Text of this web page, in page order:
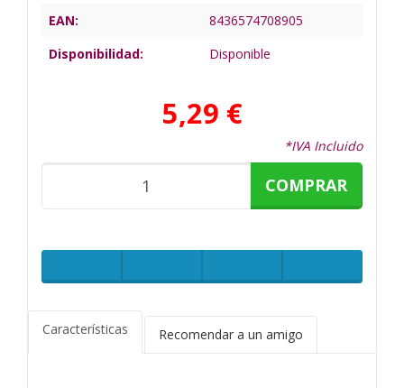
EAN:
8436574708905
Disponibilidad:
Disponible
5,29 €
*IVA Incluido
COMPRAR
Características Recomendar a un amigo